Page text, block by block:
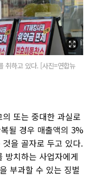
취하고 있다. [사진=연합뉴
또는 중대한 과실로
될 경우 매출액의 3%
을 골자로 두고 있다.
방치하는 사업자에게
부과할 수 있는 징벌